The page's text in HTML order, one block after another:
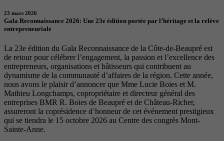
23 mars 2026
Gala Reconnaissance 2026: Une 23e édition portée par l’héritage et la relève
entrepreneuriale
La 23e édition du Gala Reconnaissance de la Côte-de-Beaupré est
de retour pour célébrer l’engagement, la passion et l’excellence des
entrepreneurs, organisations et bâtisseurs qui contribuent au
dynamisme de la communauté d’affaires de la région. Cette année,
nous avons le plaisir d’annoncer que Mme Lucie Boies et M.
Mathieu Longchamps, copropriétaire et directeur général des
entreprises BMR R. Boies de Beaupré et de Château-Richer,
assureront la coprésidence d’honneur de cet événement prestigieux
qui se tiendra le 15 octobre 2026 au Centre des congrès Mont-
Sainte-Anne.